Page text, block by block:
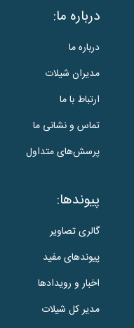
درباره ما:
درباره ما
مدیران شیلات
ارتباط با ما
تماس و نشانی ما
پرسش‌های متداول
پیوندها:
گالری تصاویر
پیوندهای مفید
اخبار و رویدادها
مدیر کل شیلات